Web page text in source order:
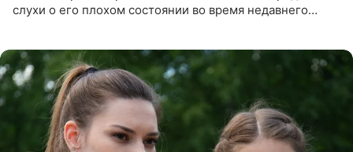
слухи о его плохом состоянии во время недавнего